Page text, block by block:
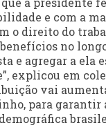
e com a
o direito do
benefícios no
e agregar a ela
explicou em
vai
para garantir